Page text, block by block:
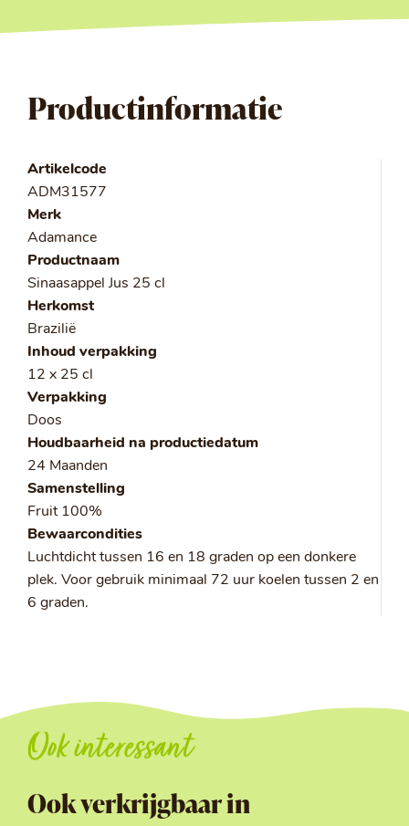
Productinformatie
Artikelcode
ADM31577
Merk
Adamance
Productnaam
Sinaasappel Jus 25 cl
Herkomst
Brazilië
Inhoud verpakking
12 x 25 cl
Verpakking
Doos
Houdbaarheid na productiedatum
24 Maanden
Samenstelling
Fruit 100%
Bewaarcondities
Luchtdicht tussen 16 en 18 graden op een donkere
plek. Voor gebruik minimaal 72 uur koelen tussen 2 en
6 graden.
Ook interessant
Ook verkrijgbaar in